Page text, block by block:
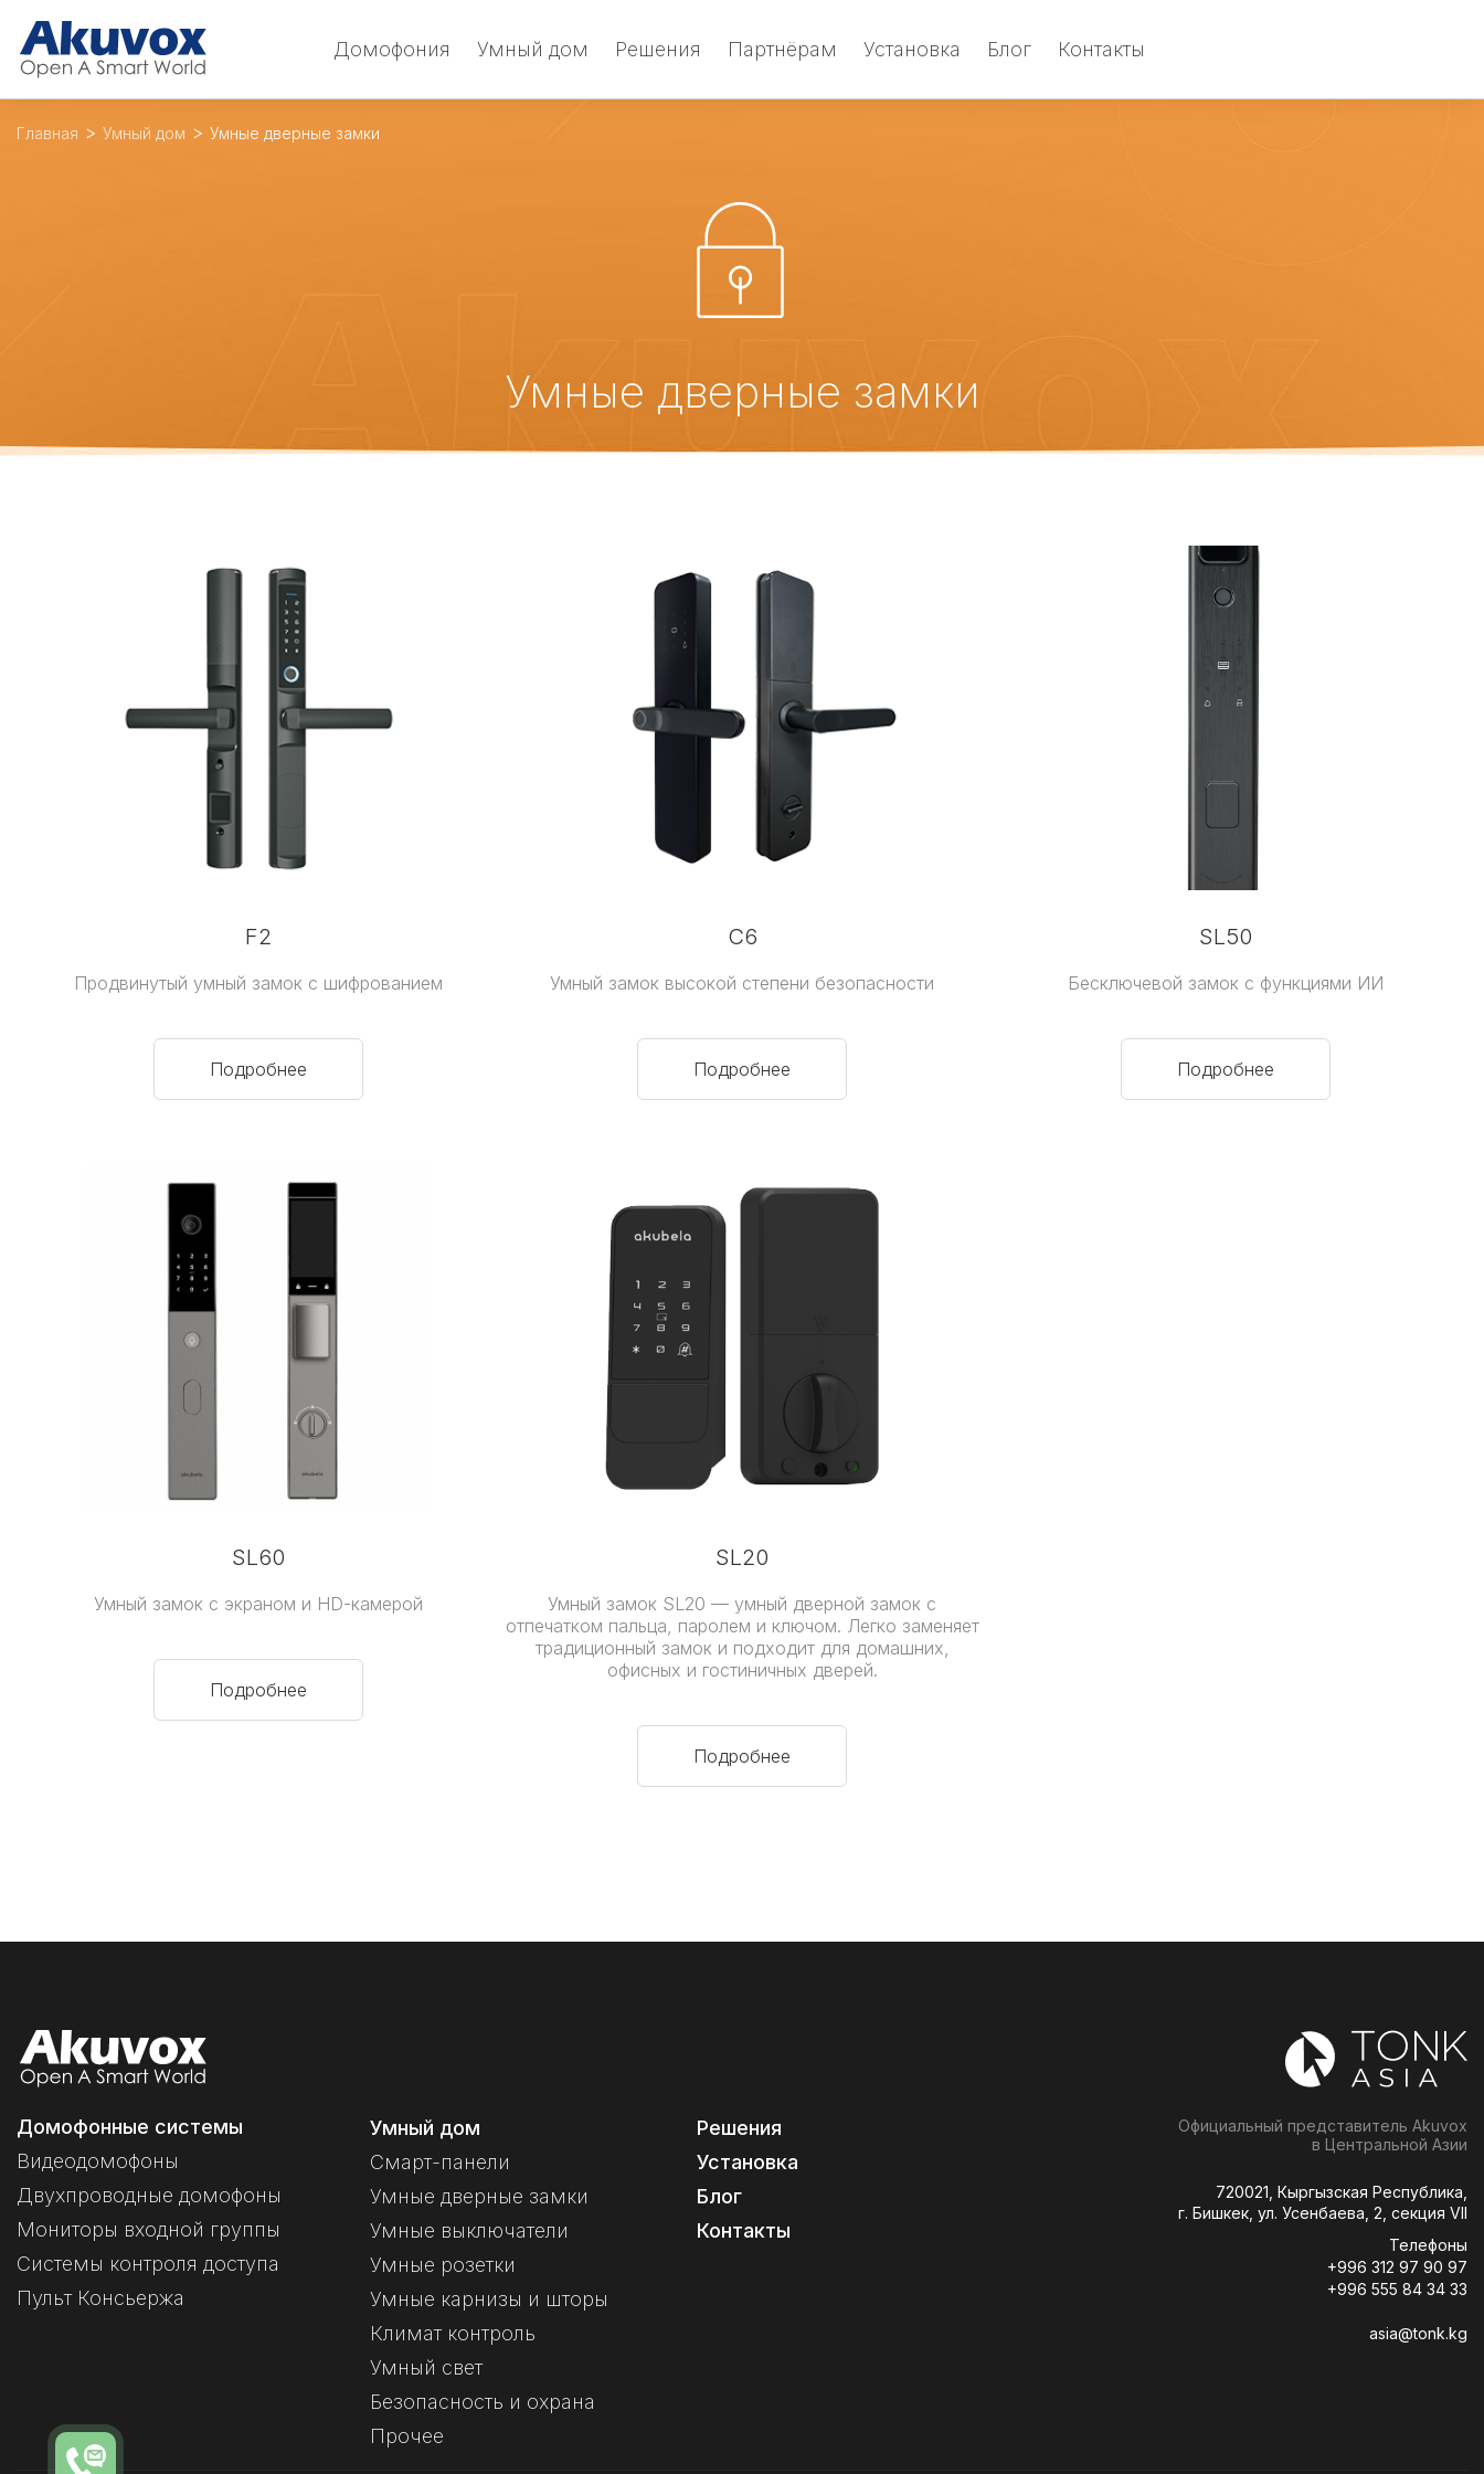
Домофония Умный дом Решения Партнёрам Установка Блог Контакты
Главная Умный дом Умные дверные замки
Умные дверные замки
F2
Продвинутый умный замок с шифрованием
Подробнее
C6
Умный замок высокой степени безопасности
Подробнее
SL50
Бесключевой замок с функциями ИИ
Подробнее
SL60
Умный замок с экраном и HD-камерой
Подробнее
SL20
Умный замок SL20 — умный дверной замок с
отпечатком пальца, паролем и ключом. Легко заменяет
традиционный замок и подходит для домашних,
офисных и гостиничных дверей.
Подробнее
Домофонные системы
Видеодомофоны
Двухпроводные домофоны
Мониторы входной группы
Системы контроля доступа
Пульт Консьержа
Умный дом
Смарт-панели
Умные дверные замки
Умные выключатели
Умные розетки
Умные карнизы и шторы
Климат контроль
Умный свет
Безопасность и охрана
Прочее
Решения
Установка
Блог
Контакты
Официальный представитель Akuvox
в Центральной Азии
720021, Кыргызская Республика,
г. Бишкек, ул. Усенбаева, 2, секция VII
Телефоны
+996 312 97 90 97
+996 555 84 34 33
asia@tonk.kg